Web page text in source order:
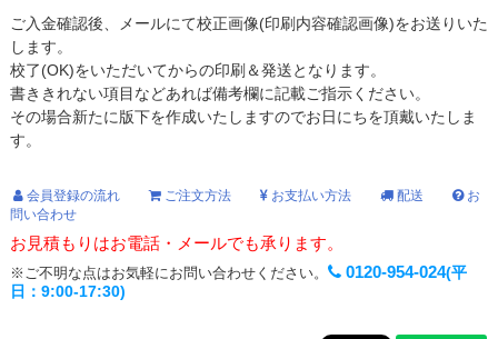
ご入金確認後、メールにて校正画像(印刷内容確認画像)をお送りいた
します。
校了(OK)をいただいてからの印刷＆発送となります。
書ききれない項目などあれば備考欄に記載ご指示ください。
その場合新たに版下を作成いたしますのでお日にちを頂戴いたしま
す。
会員登録の流れ ご注文方法 お支払い方法 配送
お
問い合わせ
お見積もりはお電話・メールでも承ります。
※ご不明な点はお気軽にお問い合わせください。 0120-954-024(平
日：9:00-17:30)